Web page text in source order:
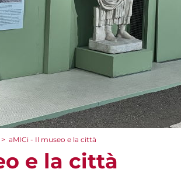
> aMICi - Il museo e la città
e la città